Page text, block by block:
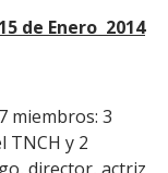
15 de Enero 2014
miembros: 3
TNCH y 2